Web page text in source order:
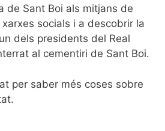
de Sant Boi als mitjans de
socials i a descobrir la
dels presidents del Real
al cementiri de Sant Boi.
per saber més coses sobre